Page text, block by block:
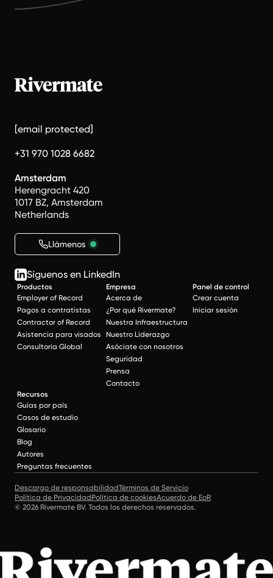
[email protected]
+31 970 1028 6682
Amsterdam
Herengracht 420
1017 BZ, Amsterdam
Netherlands
Llámenos
Síguenos en LinkedIn
Productos
Employer of Record
Pagos a contratistas
Contractor of Record
Asistencia para visados
Consultoría Global
Empresa
Acerca de
¿Por qué Rivermate?
Nuestra Infraestructura
Nuestro Liderazgo
Asóciate con nosotros
Seguridad
Prensa
Contacto
Panel de control
Crear cuenta
Iniciar sesión
Recursos
Guías por país
Casos de estudio
Glosario
Blog
Autores
Preguntas frecuentes
Descargo de responsabilidadTérminos de Servicio
Política de PrivacidadPolítica de cookiesAcuerdo de EoR
© 2026 Rivermate BV. Todos los derechos reservados.